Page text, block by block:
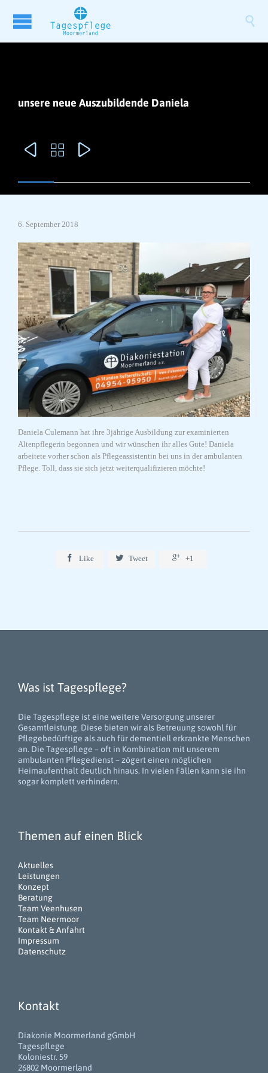

unsere neue Auszubildende Daniela
  
6. September 2018
Daniela Culemann hat ihre 3jährige Ausbildung zur examinierten
Altenpflegerin begonnen und wir wünschen ihr alles Gute! Daniela
arbeitete vorher schon als Pflegeassistentin bei uns in der ambulanten
Pflege. Toll, dass sie sich jetzt weiterqualifizieren möchte!
 Like  Tweet  +1
Was ist Tagespflege?
Die Tagespflege ist eine weitere Versorgung unserer
Gesamtleistung. Diese bieten wir als Betreuung sowohl für
Pflegebedürftige als auch für dementiell erkrankte Menschen
an. Die Tagespflege – oft in Kombination mit unserem
ambulanten Pflegedienst – zögert einen möglichen
Heimaufenthalt deutlich hinaus. In vielen Fällen kann sie ihn
sogar komplett verhindern.
Themen auf einen Blick
Aktuelles
Leistungen
Konzept
Beratung
Team Veenhusen
Team Neermoor
Kontakt & Anfahrt
Impressum
Datenschutz
Kontakt
Diakonie Moormerland gGmbH
Tagespflege
Koloniestr. 59
26802 Moormerland